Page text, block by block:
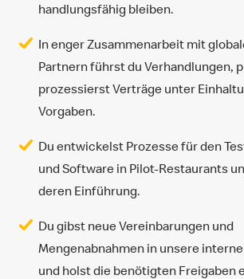
handlungsfähig bleiben.
In enger Zusammenarbeit mit
Partnern führst du Verhandlungen,
prozessierst Verträge unter
Vorgaben.
Du entwickelst Prozesse für den
und Software in Pilot-Restaurants
deren Einführung.
Du gibst neue Vereinbarungen und
Mengenabnahmen in unsere
und holst die benötigten Freigaben